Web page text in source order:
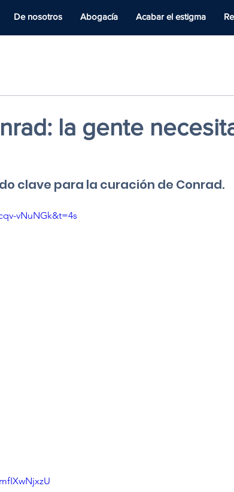
De nosotros Abogacía Acabar el estigma
la gente
clave para la curación de Conrad.
vNuNGk&t=4s